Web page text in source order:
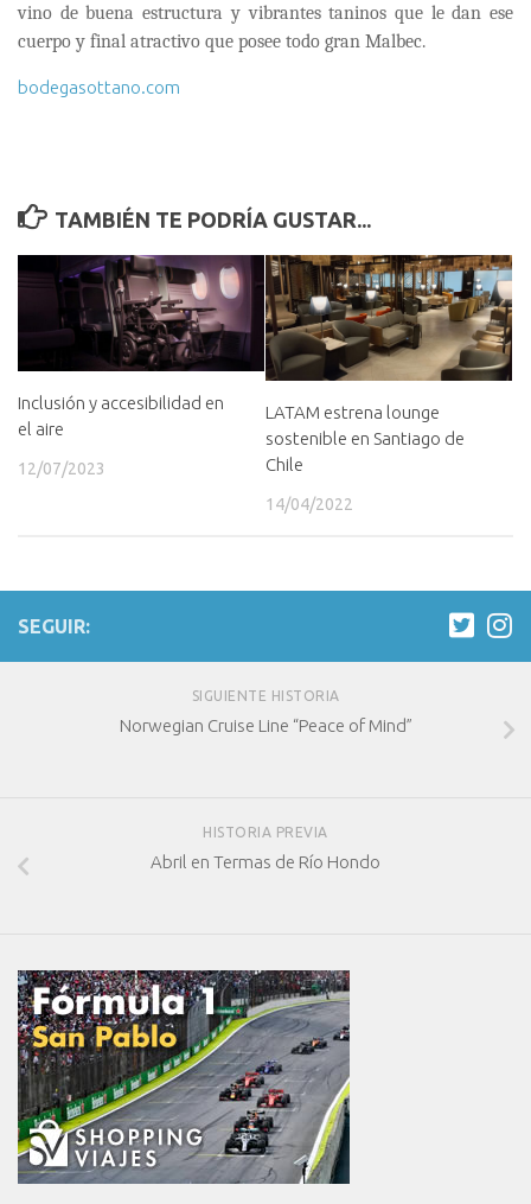
vino de buena estructura y vibrantes taninos que le dan ese
cuerpo y final atractivo que posee todo gran Malbec.
bodegasottano.com
TAMBIÉN TE PODRÍA GUSTAR...
Inclusión y accesibilidad en
el aire
12/07/2023
LATAM estrena lounge
sostenible en Santiago de
Chile
14/04/2022
SEGUIR:
SIGUIENTE HISTORIA
Norwegian Cruise Line “Peace of Mind”
HISTORIA PREVIA
Abril en Termas de Río Hondo